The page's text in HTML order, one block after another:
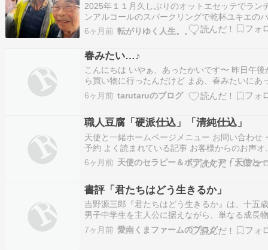
2025年１１月久しぶりのオットエセッテでラン
ンアルコールのスパークリングで乾杯ユキエの
イヤもメニューに載っているよ♪今日は特別メニ
ー井さんのあか牛ユキエのパパイヤと一緒に♬
ェフは今年大きな賞を２つも受賞しました！
１月２５日王様に誘われて井さんのドキュメン…
6ヶ月前 転がりゆく人生。。。
春みたい…♪
こんにちは いやぁ、あったかいです〜 昨日午後
ら買い物に行ったんだけど まあ、春みたいにあ
かい！ でも来週から又寒くなるらしい この温さ
緩んだ身体に堪えるやろな〜 さて、今日は朝か
気になってた桜の木を 植え替えするなら…
6ヶ月前 tarutaruのブログ
職人豆腐「硬派仕込」「清純仕込」
天使と一緒ホームページメニュー お問い合わせ
予約 よく読まれている記事 お客様からのお声オ
ラインチャットリーディングセッション「占いの
窓」（新宿池袋渋谷銀座横浜難波の占い館バラ
がけくださいませ。香里園サロンは2023年４月
6ヶ月前
書評「君たちはどう生きるか」
吉野源三郎『君たちはどう生きるか』は、十五
男子中学生を主人公に据えながら、単なる成長
の枠を大きく超え、人がいかに生きるべきかと
普遍的問いを、静かで粘り強い思索として読者
7ヶ月前 愛南くまファームのブログ